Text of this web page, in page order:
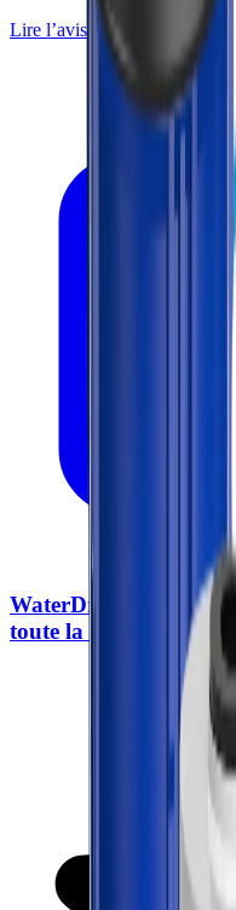
Lire l’avis Vérifier le prix
WaterDrop BG100
toute la maison